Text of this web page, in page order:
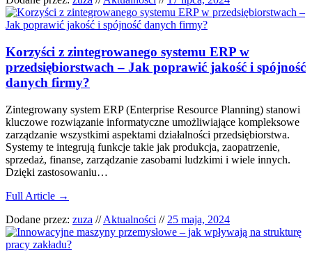
Korzyści z zintegrowanego systemu ERP w
przedsiębiorstwach – Jak poprawić jakość i spójność
danych firmy?
Zintegrowany system ERP (Enterprise Resource Planning) stanowi
kluczowe rozwiązanie informatyczne umożliwiające kompleksowe
zarządzanie wszystkimi aspektami działalności przedsiębiorstwa.
Systemy te integrują funkcje takie jak produkcja, zaopatrzenie,
sprzedaż, finanse, zarządzanie zasobami ludzkimi i wiele innych.
Dzięki zastosowaniu…
Full Article →
Dodane przez: zuza // Aktualności // 25 maja, 2024